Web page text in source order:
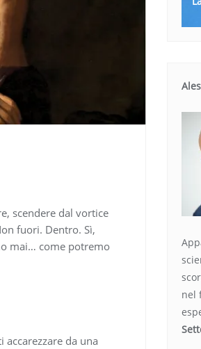
scendere dal vortice
fuori. Dentro. Sì,
mai… come potremo
accarezzare da una
nel